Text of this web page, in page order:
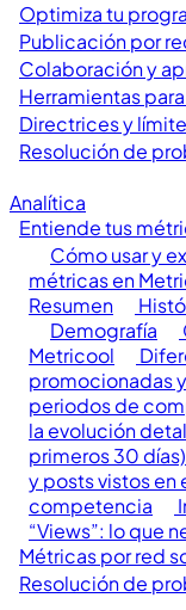
Optimiza tu
Publicación por
Colaboración y
Herramientas
Directrices y
Resolución de
Analítica
Entiende tus
Cómo usar y
métricas en
Resumen
Demografía
Metricool
promocionadas
periodos de
la evolución
primeros 30 días)
y posts vistos en
competencia
“Views”: lo que
Métricas por red
Resolución de